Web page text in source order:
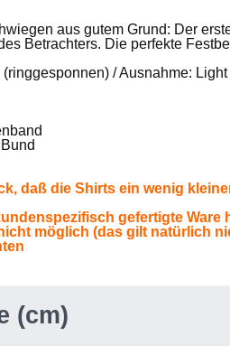
aus gutem Grund: Der
Betrachters. Die perfekte
/ Ausnahme:
daß die Shirts ein wenig
gefertigte Ware
möglich (das gilt natürlich